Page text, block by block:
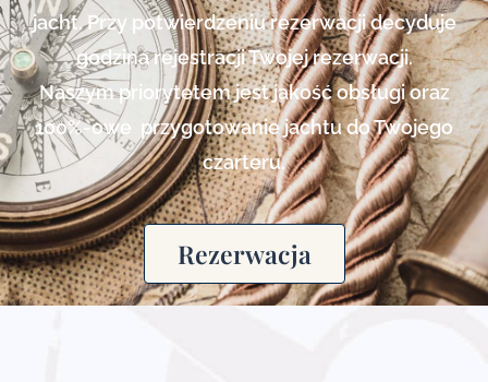
jacht. Przy potwierdzeniu rezerwacji decyduje
godzina rejestracji Twojej rezerwacji.
Naszym priorytetem jest jakość obsługi oraz
100%-owe przygotowanie jachtu do Twojego
czarteru.
Rezerwacja